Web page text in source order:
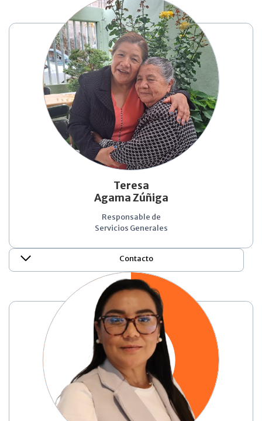
Teresa
Agama Zúñiga
Responsable de
Servicios Generales
Contacto